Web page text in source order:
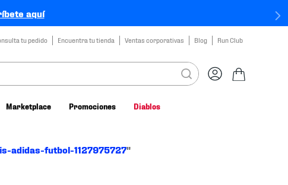
aquí
tu pedido Encuentra tu tienda Ventas corporativas Blog Run Club
Marketplace Promociones Diablos
adidas-futbol-1127975727"